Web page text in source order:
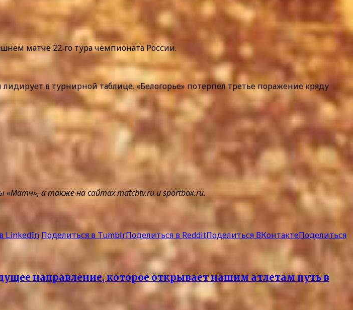
матче 22‑го тура чемпионата России.
в турнирной таблице. «Белогорье» потерпел третье поражение кряду
а также на сайтах matchtv.ru и sportbox.ru.
LinkedIn Поделиться в TumblrПоделиться в RedditПоделиться ВКонтактеПоделиться
направление, которое открывает нашим атлетам путь в